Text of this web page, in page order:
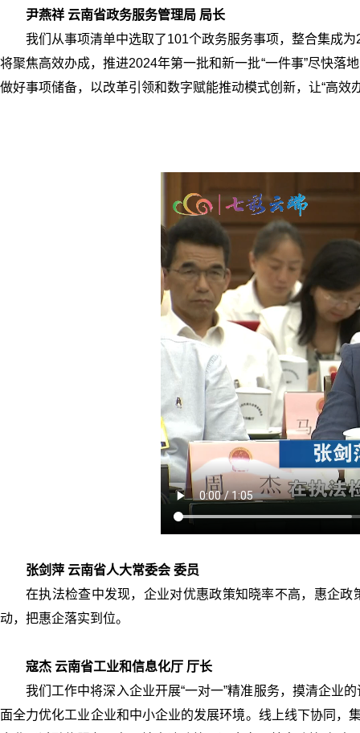
尹燕祥 云南省政务服务管理局 局长
我们从事项清单中选取了101个政务服务事项，整合集成为
将聚焦高效办成，推进2024年第一批和新一批“一件事”尽快
做好事项储备，以改革引领和数字赋能推动模式创新，让“高效
张剑萍 云南省人大常委会 委员
在执法检查中发现，企业对优惠政策知晓率不高，惠企
动，把惠企落实到位。
寇杰 云南省工业和信息化厅 厅长
我们工作中将深入企业开展“一对一”精准服务，摸清企业
面全力优化工业企业和中小企业的发展环境。线上线下协同，